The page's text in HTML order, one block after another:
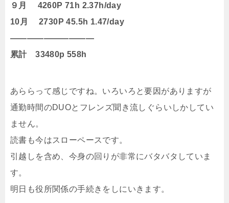
９月 4260P 71h 2.37h/day
10月 2730P 45.5h 1.47/day
——————————
累計 33480p 558h
あららって感じですね。いろいろと要因がありますが
通勤時間のDUOとフレンズ聞き流しぐらいしかしてい
ません。
読書も今はスローペースです。
引越しを含め、今身の回りが非常にバタバタしていま
す。
明日も役所関係の手続きをしにいきます。